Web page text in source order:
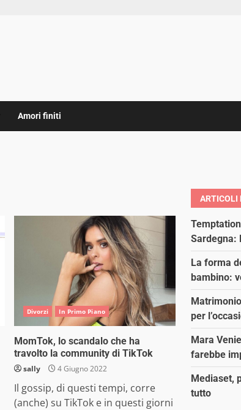
Amori finiti
Divorzi In Primo Piano
MomTok, lo scandalo che ha
travolto la community di TikTok
sally 4 Giugno 2022
Il gossip, di questi tempi, corre
(anche) su TikTok e in questi giorni
ARTICOLI
Sardegna:
La forma
bambino:
per
Mara
farebbe
Mediaset,
tutto